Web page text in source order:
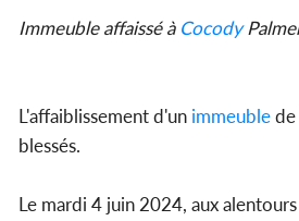
Immeuble affaissé à Cocody
L'affaiblissement d'un immeublede
blessés.
Le mardi 4 juin 2024, aux